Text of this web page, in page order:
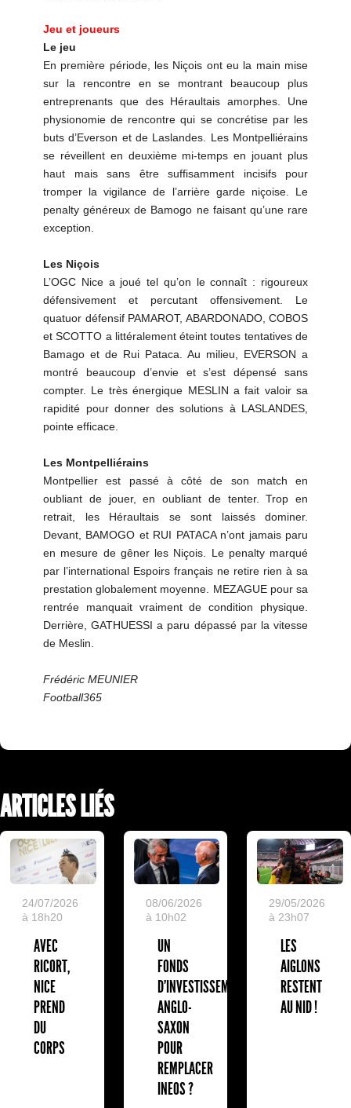
Jeu et joueurs
Le jeu
En première période, les Niçois ont eu la main mise
sur la rencontre en se montrant beaucoup plus
entreprenants que des Héraultais amorphes. Une
physionomie de rencontre qui se concrétise par les
buts d’Everson et de Laslandes. Les Montpelliérains
se réveillent en deuxième mi-temps en jouant plus
haut mais sans être suffisamment incisifs pour
tromper la vigilance de l’arrière garde niçoise. Le
penalty généreux de Bamogo ne faisant qu’une rare
exception.
Les Niçois
L’OGC Nice a joué tel qu’on le connaît : rigoureux
défensivement et percutant offensivement. Le
quatuor défensif PAMAROT, ABARDONADO, COBOS
et SCOTTO a littéralement éteint toutes tentatives de
Bamago et de Rui Pataca. Au milieu, EVERSON a
montré beaucoup d’envie et s’est dépensé sans
compter. Le très énergique MESLIN a fait valoir sa
rapidité pour donner des solutions à LASLANDES,
pointe efficace.
Les Montpelliérains
Montpellier est passé à côté de son match en
oubliant de jouer, en oubliant de tenter. Trop en
retrait, les Héraultais se sont laissés dominer.
Devant, BAMOGO et RUI PATACA n’ont jamais paru
en mesure de gêner les Niçois. Le penalty marqué
par l’international Espoirs français ne retire rien à sa
prestation globalement moyenne. MEZAGUE pour sa
rentrée manquait vraiment de condition physique.
Derrière, GATHUESSI a paru dépassé par la vitesse
de Meslin.
Frédéric MEUNIER
Football365
ARTICLES LIÉS
24/07/2026
à 18h20
AVEC
RICORT,
NICE
PREND
DU
CORPS
08/06/2026
à 10h02
UN
FONDS
D'INVESTISSEMENT
ANGLO-
SAXON
POUR
REMPLACER
INEOS ?
29/05/2026
à 23h07
LES
AIGLONS
RESTENT
AU NID !